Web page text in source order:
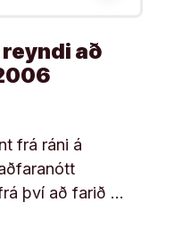
að
frá ráni á
því að farið …